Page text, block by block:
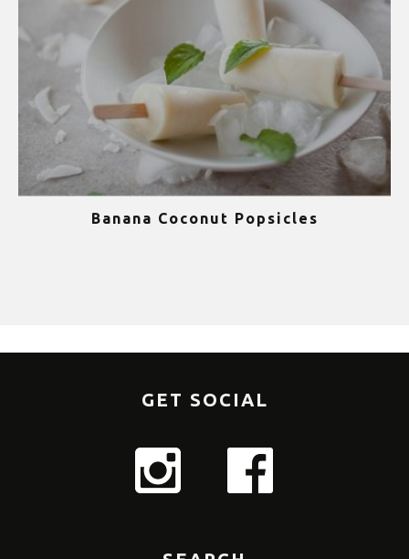
Banana Coconut Popsicles
GET SOCIAL